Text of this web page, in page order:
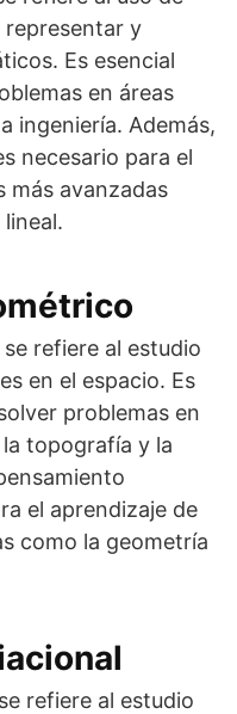
representar y
Es esencial
en áreas
ingeniería. Además,
necesario para el
más avanzadas
refiere al estudio
en el espacio. Es
problemas en
topografía y la
el aprendizaje de
como la geometría
refiere al estudio